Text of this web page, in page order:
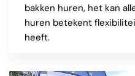
bakken huren, het kan
huren betekent
heeft.